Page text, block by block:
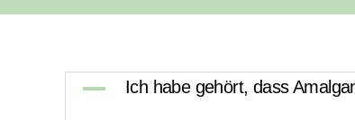
A Ich habe gehört, dass